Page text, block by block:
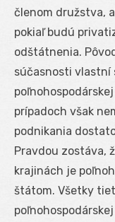
členom družstva,
pokiaľ budú
odštátnenia.
súčasnosti
prípadoch však
podnikania
Pravdou zostáva,
krajinách je
štátom. Všetky